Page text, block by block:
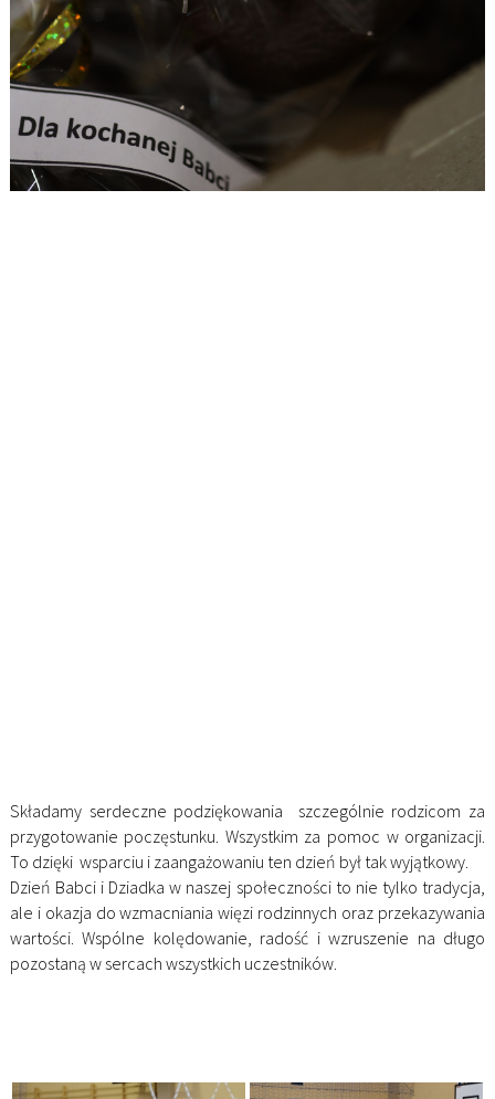
Składamy serdeczne podziękowania szczególnie rodzicom za
przygotowanie poczęstunku. Wszystkim za pomoc w organizacji.
To dzięki wsparciu i zaangażowaniu ten dzień był tak wyjątkowy.
Dzień Babci i Dziadka w naszej społeczności to nie tylko tradycja,
ale i okazja do wzmacniania więzi rodzinnych oraz przekazywania
wartości. Wspólne kolędowanie, radość i wzruszenie na długo
pozostaną w sercach wszystkich uczestników.